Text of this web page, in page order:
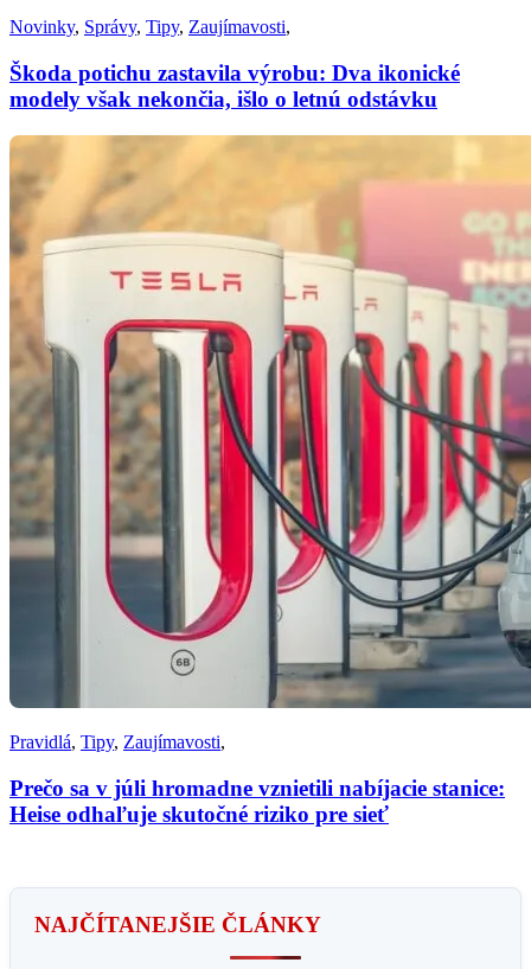
Novinky, Správy, Tipy, Zaujímavosti,
Škoda potichu zastavila výrobu: Dva ikonické
modely však nekončia, išlo o letnú odstávku
Pravidlá, Tipy, Zaujímavosti,
Prečo sa v júli hromadne vznietili nabíjacie stanice:
Heise odhaľuje skutočné riziko pre sieť
NAJČÍTANEJŠIE ČLÁNKY